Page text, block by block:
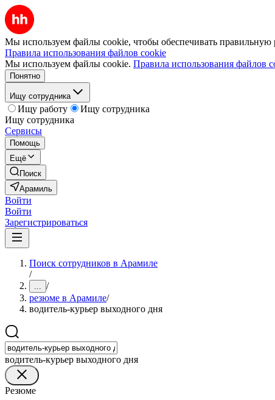
Мы используем файлы cookie, чтобы обеспечивать правильную
Правила использования файлов cookie
Мы используем файлы cookie. Правила использования файлов
Понятно
Ищу сотрудника
Ищу работу
Ищу сотрудника
Ищу сотрудника
Сервисы
Помощь
Ещё
Поиск
Арамиль
Войти
Войти
Зарегистрироваться
Поиск сотрудников в Арамиле
/
... /
резюме в Арамиле/
водитель-курьер выходного дня
водитель-курьер выходного дня
Резюме